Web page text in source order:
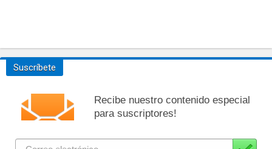
Suscríbete
Recibe nuestro contenido especial
para suscriptores!